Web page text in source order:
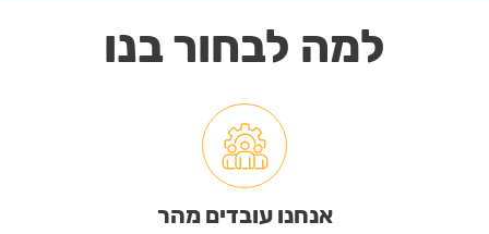
למה לבחור בנו
אנחנו עובדים מהר